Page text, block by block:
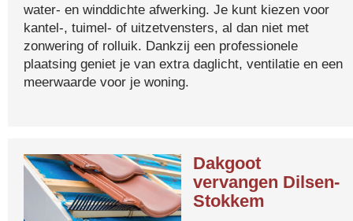
water- en winddichte afwerking. Je kunt kiezen voor
kantel-, tuimel- of uitzetvensters, al dan niet met
zonwering of rolluik. Dankzij een professionele
plaatsing geniet je van extra daglicht, ventilatie en een
meerwaarde voor je woning.
Dakgoot
vervangen Dilsen-
Stokkem